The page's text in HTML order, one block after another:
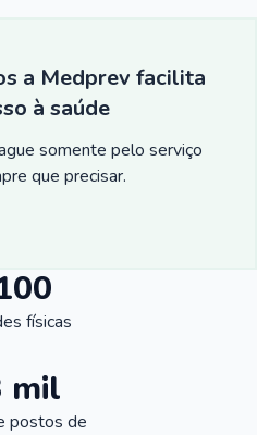
a Medprev facilita
à saúde
somente pelo serviço
que precisar.
físicas
mil
postos de